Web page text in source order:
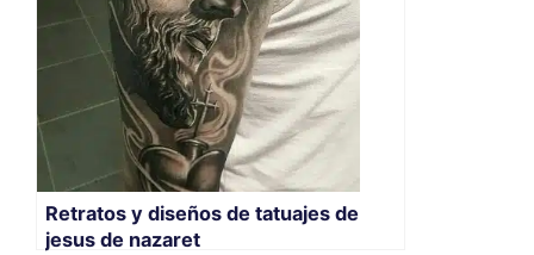
Retratos y diseños de tatuajes de
jesus de nazaret